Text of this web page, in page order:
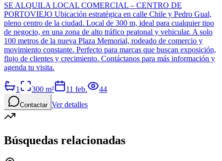
SE ALQUILA LOCAL COMERCIAL – CENTRO DE
PORTOVIEJO Ubicación estratégica en calle Chile y Pedro Gual,
pleno centro de la ciudad. Local de 300 m, ideal para cualquier tipo
de negocio, en una zona de alto tráfico peatonal y vehicular. A solo
100 metros de la nueva Plaza Memorial, rodeado de comercio y
movimiento constante. Perfecto para marcas que buscan exposición,
flujo de clientes y crecimiento. Contáctanos para más información y
agenda tu visita.
1 300 m² 11 feb. 44
Contactar Ver detalles
Búsquedas relacionadas